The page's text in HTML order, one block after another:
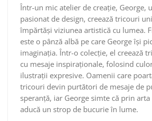
Într-un mic atelier de creație, George,
pasionat de design, creează tricouri
împărtăși viziunea artistică cu lumea.
este o pânză albă pe care George își
imaginația. Într-o colecție, el creează
cu mesaje inspiraționale, folosind
ilustrații expresive. Oamenii care
tricouri devin purtători de mesaje de
speranță, iar George simte că prin arta
aducă un strop de bucurie în lume.